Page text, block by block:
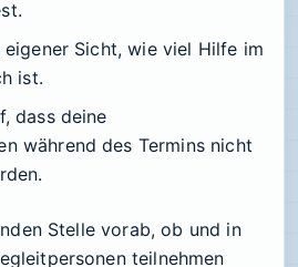
eigener Sicht, wie viel Hilfe im
ist.
dass deine
während des Termins nicht
Stelle vorab, ob und in
teilnehmen